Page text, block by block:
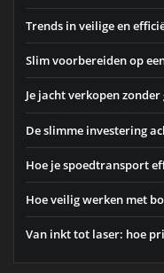
Trends in veilige en
Slim voorbereiden op
Je jacht verkopen
De slimme investering
Hoe je spoedtransport
Hoe veilig werken met
Van inkt tot laser: hoe